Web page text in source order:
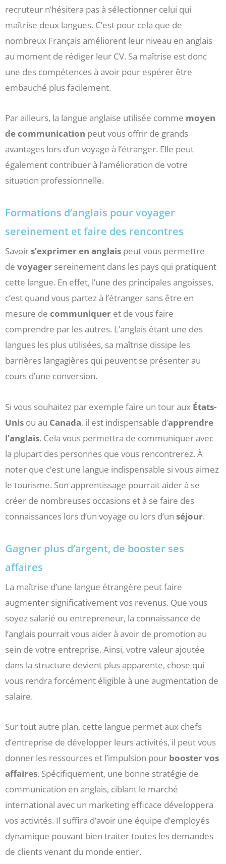
recruteur n’hésitera pas à sélectionner celui qui
maîtrise deux langues. C’est pour cela que de
nombreux Français améliorent leur niveau en anglais
au moment de rédiger leur CV. Sa maîtrise est donc
une des compétences à avoir pour espérer être
embauché plus facilement.
Par ailleurs, la langue anglaise utilisée comme moyen
de communication peut vous offrir de grands
avantages lors d’un voyage à l’étranger. Elle peut
également contribuer à l’amélioration de votre
situation professionnelle.
Formations d’anglais pour voyager
sereinement et faire des rencontres
Savoirs’exprimer en anglais peut vous permettre
de voyager sereinement dans les pays qui pratiquent
cette langue. En effet, l’une des principales angoisses,
c’est quand vous partez à l’étranger sans être en
mesure de communiquer et de vous faire
comprendre par les autres. L’anglais étant une des
langues les plus utilisées, sa maîtrise dissipe les
barrières langagières qui peuvent se présenter au
cours d’une conversion.
Si vous souhaitez par exemple faire un tour aux États-
Unis ou au Canada, il est indispensable d’apprendre
l’anglais. Cela vous permettra de communiquer avec
la plupart des personnes que vous rencontrerez. À
noter que c’est une langue indispensable si vous aimez
le tourisme. Son apprentissage pourrait aider à se
créer de nombreuses occasions et à se faire des
connaissances lors d’un voyage ou lors d’un séjour.
Gagner plus d’argent, de booster ses
affaires
La maîtrise d’une langue étrangère peut faire
augmenter significativement vos revenus. Que vous
soyez salarié ou entrepreneur, la connaissance de
l’anglais pourrait vous aider à avoir de promotion au
sein de votre entreprise. Ainsi, votre valeur ajoutée
dans la structure devient plus apparente, chose qui
vous rendra forcément éligible à une augmentation de
salaire.
Sur tout autre plan, cette langue permet aux chefs
d’entreprise de développer leurs activités, il peut vous
donner les ressources et l’impulsion pour booster vos
affaires. Spécifiquement, une bonne stratégie de
communication en anglais, ciblant le marché
international avec un marketing efficace développera
vos activités. Il suffira d’avoir une équipe d’employés
dynamique pouvant bien traiter toutes les demandes
de clients venant du monde entier.